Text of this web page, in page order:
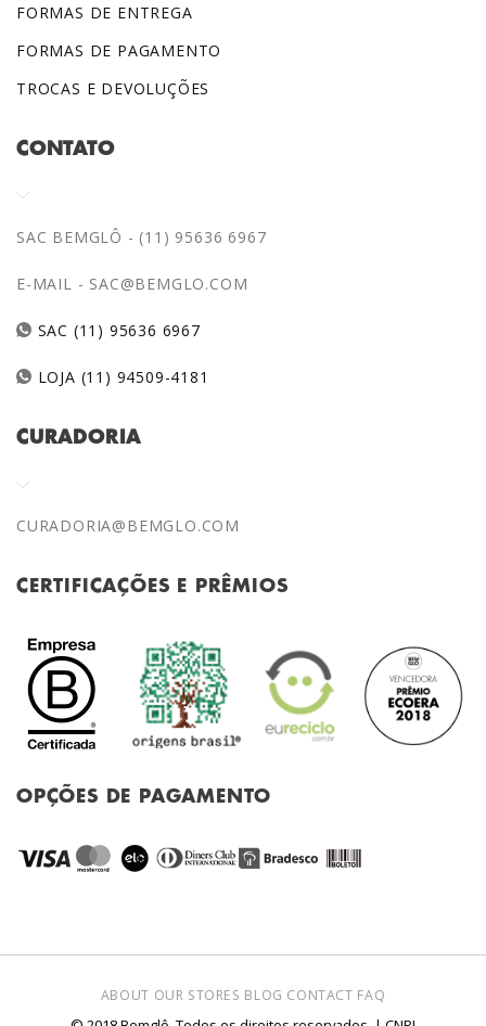
FORMAS DE ENTREGA
FORMAS DE PAGAMENTO
TROCAS E DEVOLUÇÕES
CONTATO
SAC BEMGLÔ - (11) 95636 6967
E-MAIL - SAC@BEMGLO.COM
SAC (11) 95636 6967
LOJA (11) 94509-4181
CURADORIA
CURADORIA@BEMGLO.COM
CERTIFICAÇÕES E PRÊMIOS
OPÇÕES DE PAGAMENTO
ABOUT OUR STORES BLOG CONTACT FAQ